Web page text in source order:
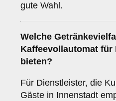
gute Wahl.
Welche
Kaffeevollautomat für
bieten?
Für Dienstleister, die
Gäste in Innenstadt